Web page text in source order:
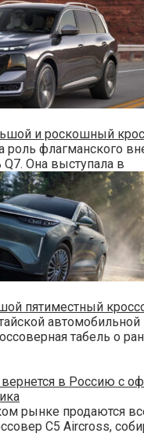
и роскошный
роль флагманского
Она выступала в
пятиместный
табель о
вернется в Россию с
рынке продаются
C5 Aircross,